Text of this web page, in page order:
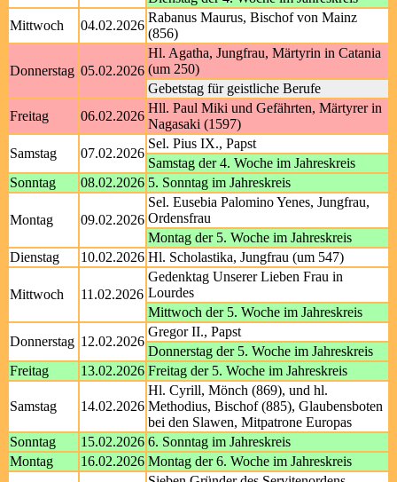
Mittwoch
04.02.2026
Rabanus Maurus, Bischof von Mainz
(856)
Donnerstag 05.02.2026
Hl. Agatha, Jungfrau, Märtyrin in Catania
(um 250)
Gebetstag für geistliche Berufe
Freitag
06.02.2026
Hll. Paul Miki und Gefährten, Märtyrer in
Nagasaki (1597)
Samstag
07.02.2026
Sel. Pius IX., Papst
Samstag der 4. Woche im Jahreskreis
Sonntag
08.02.2026 5. Sonntag im Jahreskreis
Montag 09.02.2026
Sel. Eusebia Palomino Yenes, Jungfrau,
Ordensfrau
Montag der 5. Woche im Jahreskreis
Dienstag
10.02.2026 Hl. Scholastika, Jungfrau (um 547)
Mittwoch 11.02.2026
Gedenktag Unserer Lieben Frau in
Lourdes
Mittwoch der 5. Woche im Jahreskreis
Donnerstag 12.02.2026
Gregor II., Papst
Donnerstag der 5. Woche im Jahreskreis
Freitag
13.02.2026 Freitag der 5. Woche im Jahreskreis
Samstag 14.02.2026
Hl. Cyrill, Mönch (869), und hl.
Methodius, Bischof (885), Glaubensboten
bei den Slawen, Mitpatrone Europas
Sonntag
15.02.2026 6. Sonntag im Jahreskreis
Montag
16.02.2026 Montag der 6. Woche im Jahreskreis